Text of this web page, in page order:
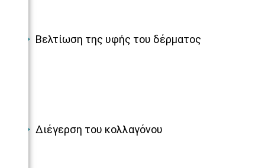
Βελτίωση της υφής του δέρματος
Διέγερση του κολλαγόνου